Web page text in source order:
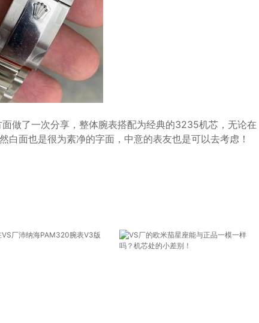
做了一次分享，整体腕表搭配为经典的3235机芯，无论在
白面也是很为素净的字面，中意的表友也是可以去考虑！